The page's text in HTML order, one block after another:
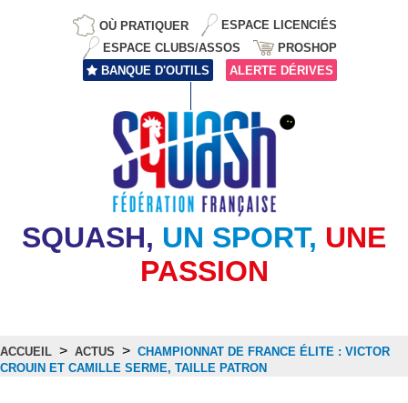
OÙ PRATIQUER
ESPACE LICENCIÉS
ESPACE CLUBS/ASSOS
PROSHOP
BANQUE D'OUTILS
ALERTE DÉRIVES
SQUASH, UN SPORT, UNE
PASSION
ACCUEIL > ACTUS > CHAMPIONNAT DE FRANCE ÉLITE : VICTOR
CROUIN ET CAMILLE SERME, TAILLE PATRON